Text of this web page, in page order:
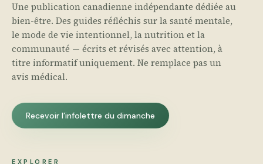
Une publication canadienne indépendante dédiée au
bien-être. Des guides réfléchis sur la santé mentale,
le mode de vie intentionnel, la nutrition et la
communauté — écrits et révisés avec attention, à
titre informatif uniquement. Ne remplace pas un
avis médical.
Recevoir l’infolettre du dimanche
EXPLORER